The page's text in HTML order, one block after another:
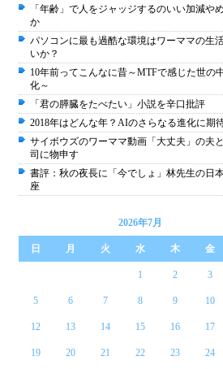
「年齢」で人をジャッジするのいい加減や
か
パソコンに最も過酷な環境はワーママの生
いか？
10年前ってこんなに昔～MTFで感じた世の
化～
「君の膵臓をたべたい」小説を辛口批評
2018年はどんな年？AIのさらなる進化に期待
サイボウズのワーママ動画「大丈夫」の夫
司に物申す
書評：秋の夜長に「今でしょ」林先生の日
座
2026年7月
日 月 火 水 木 金
1 2 3
5 6 7 8 9 10
12 13 14 15 16 17
19 20 21 22 23 24